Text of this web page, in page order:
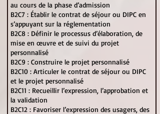
au cours de la phase d’admission
B2C7 : Établir le contrat de séjour ou DIPC en
s’appuyant sur la réglementation
B2C8 : Définir le processus d’élaboration, de
mise en œuvre et de suivi du projet
personnalisé
B2C9 : Construire le projet personnalisé
B2C10 : Articuler le contrat de séjour ou DIPC
et le projet personnalisé
B2C11 : Recueillir l’expression, l’approbation et
la validation
B2C12 : Favoriser l’expression des usagers, des